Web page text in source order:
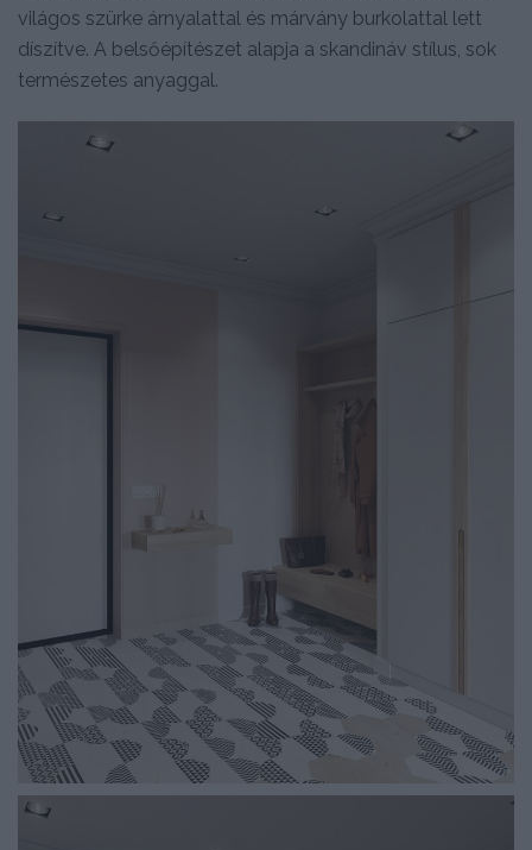
világos szürke árnyalattal és márvány burkolattal lett
díszítve. A belsőépítészet alapja a skandináv stílus, sok
természetes anyaggal.